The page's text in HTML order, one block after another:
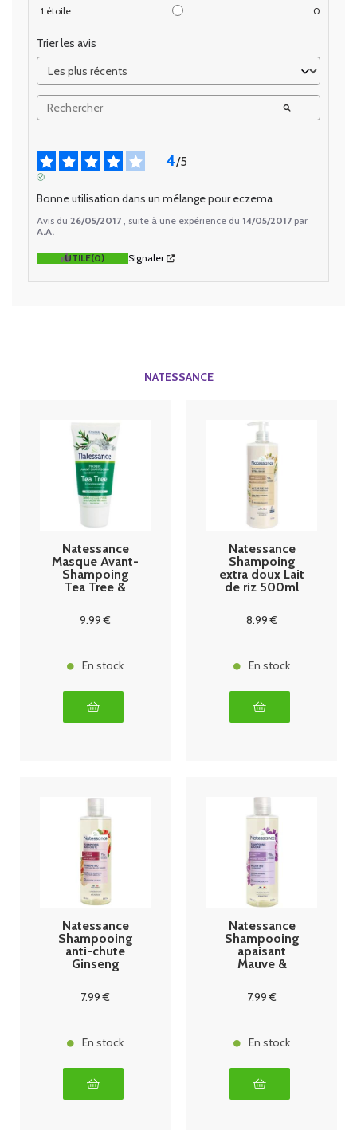
1 étoile 0
Trier les avis
4/5
Bonne utilisation dans un mélange pour eczema
Avis du 26/05/2017 , suite à une expérience du 14/05/2017 par
A.A.
UTILE(0) Signaler
NATESSANCE
Natessance
Masque Avant-
Shampoing
Tea Tree &
ml
9.99 €
En stock
Natessance
Shampoing
extra doux Lait
de riz 500ml
8.99 €
En stock
Natessance
Shampooing
anti-chute
Ginseng
7.99 €
En stock
Natessance
Shampooing
apaisant
Mauve &
7.99 €
En stock